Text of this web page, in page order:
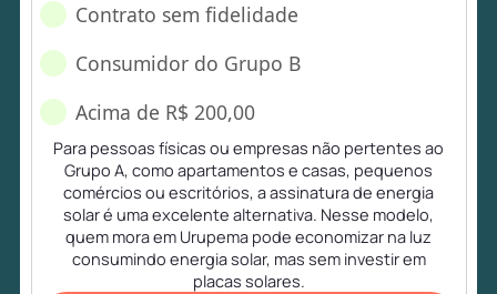
Contrato sem fidelidade
Consumidor do Grupo B
Acima de R$ 200,00
Para pessoas físicas ou empresas não pertentes ao
Grupo A, como apartamentos e casas, pequenos
comércios ou escritórios, a assinatura de energia
solar é uma excelente alternativa. Nesse modelo,
quem mora em Urupema pode economizar na luz
consumindo energia solar, mas sem investir em
placas solares.